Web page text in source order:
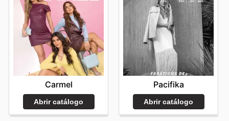
Carmel
Abrir catálogo
Pacifika
Abrir catálogo